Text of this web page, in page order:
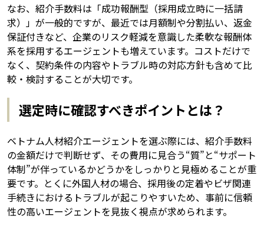
なお、紹介手数料は「成功報酬型（採用成立時に一括請
求）」が一般的ですが、最近では月額制や分割払い、返金
保証付きなど、企業のリスク軽減を意識した柔軟な報酬体
系を採用するエージェントも増えています。コストだけで
なく、契約条件の内容やトラブル時の対応方針も含めて比
較・検討することが大切です。
選定時に確認すべきポイントとは？
ベトナム人材紹介エージェントを選ぶ際には、紹介手数料
の金額だけで判断せず、その費用に見合う“質”と“サポート
体制”が伴っているかどうかをしっかりと見極めることが重
要です。とくに外国人材の場合、採用後の定着やビザ関連
手続きにおけるトラブルが起こりやすいため、事前に信頼
性の高いエージェントを見抜く視点が求められます。